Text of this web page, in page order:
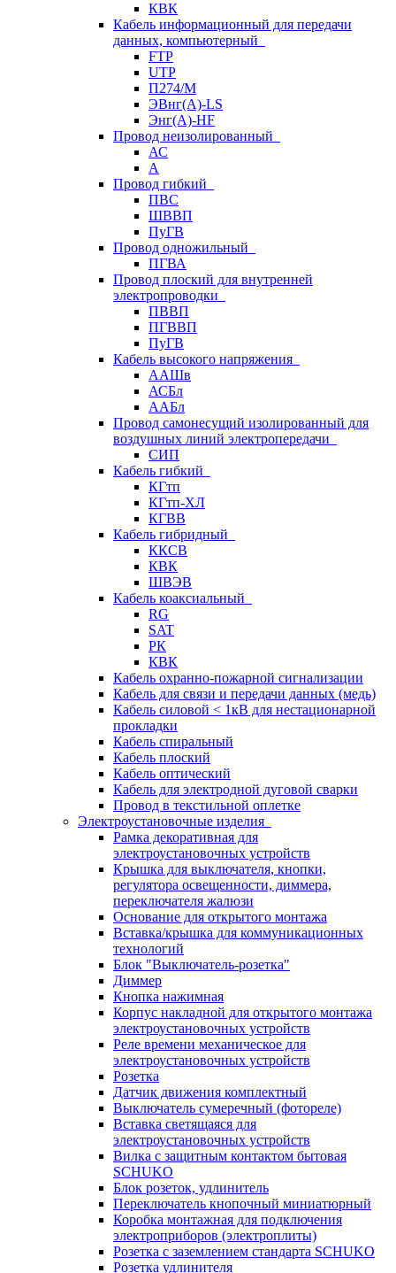
КВК
Кабель информационный для передачи
данных, компьютерный
FTP
UTP
П274/М
ЭВнг(А)-LS
Энг(А)-HF
Провод неизолированный
АС
А
Провод гибкий
ПВС
ШВВП
ПуГВ
Провод одножильный
ПГВА
Провод плоский для внутренней
электропроводки
ПВВП
ПГВВП
ПуГВ
Кабель высокого напряжения
ААШв
АСБл
ААБл
Провод самонесущий изолированный для
воздушных линий электропередачи
СИП
Кабель гибкий
КГтп
КГтп-ХЛ
КГВВ
Кабель гибридный
ККСВ
КВК
ШВЭВ
Кабель коаксиальный
RG
SAT
РК
КВК
Кабель охранно-пожарной сигнализации
Кабель для связи и передачи данных (медь)
Кабель силовой < 1кВ для нестационарной
прокладки
Кабель спиральный
Кабель плоский
Кабель оптический
Кабель для электродной дуговой сварки
Провод в текстильной оплетке
Электроустановочные изделия
Рамка декоративная для
электроустановочных устройств
Крышка для выключателя, кнопки,
регулятора освещенности, диммера,
переключателя жалюзи
Основание для открытого монтажа
Вставка/крышка для коммуникационных
технологий
Блок "Выключатель-розетка"
Диммер
Кнопка нажимная
Корпус накладной для открытого монтажа
электроустановочных устройств
Реле времени механическое для
электроустановочных устройств
Розетка
Датчик движения комплектный
Выключатель сумеречный (фотореле)
Вставка светящаяся для
электроустановочных устройств
Вилка с защитным контактом бытовая
SCHUKO
Блок розеток, удлинитель
Переключатель кнопочный миниатюрный
Коробка монтажная для подключения
электроприборов (электроплиты)
Розетка с заземлением стандарта SCHUKO
Розетка удлинителя